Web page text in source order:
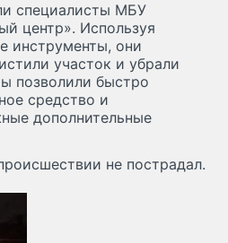
специалисты МБУ
центр». Используя
инструменты, они
участок и убрали
позволили быстро
средство и
дополнительные
не пострадал.